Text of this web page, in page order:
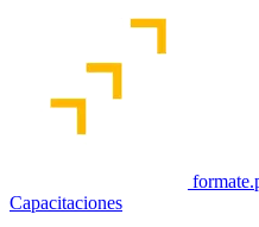
Capacitaciones